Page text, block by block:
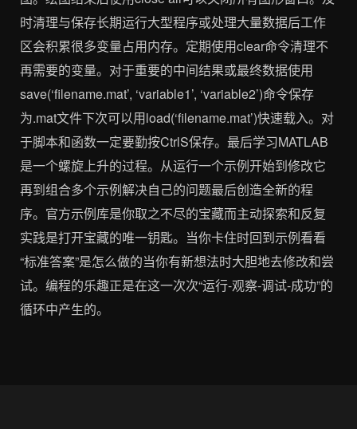
时清理与保存长期运行大型程序或处理大量数据后工作
区会积累很多变量占用内存。定期使用clear命令清理不
再需要的变量。对于重要的中间结果或最终数据使用
save(‘filename.mat’, ‘variable1’, ‘variable2’)命令保存
为.mat文件下次可以用load(‘filename.mat’)快速载入。对
于脚本和函数一定要勤按CtrlS保存。最后学习MATLAB
是一个螺旋上升的过程。从运行一个示例开始到修改它
再到组合多个示例解决自己的问题最后创造全新的程
序。官方示例库是你取之不尽的宝藏而主动探索和反复
实践是打开宝藏的唯一钥匙。当你卡住时回到示例看看
“标准答案”是怎么做的当你有新想法时大胆地去修改和尝
试。编程的乐趣正是在这一次次“运行-观察-调试-成功”的
循环中产生的。